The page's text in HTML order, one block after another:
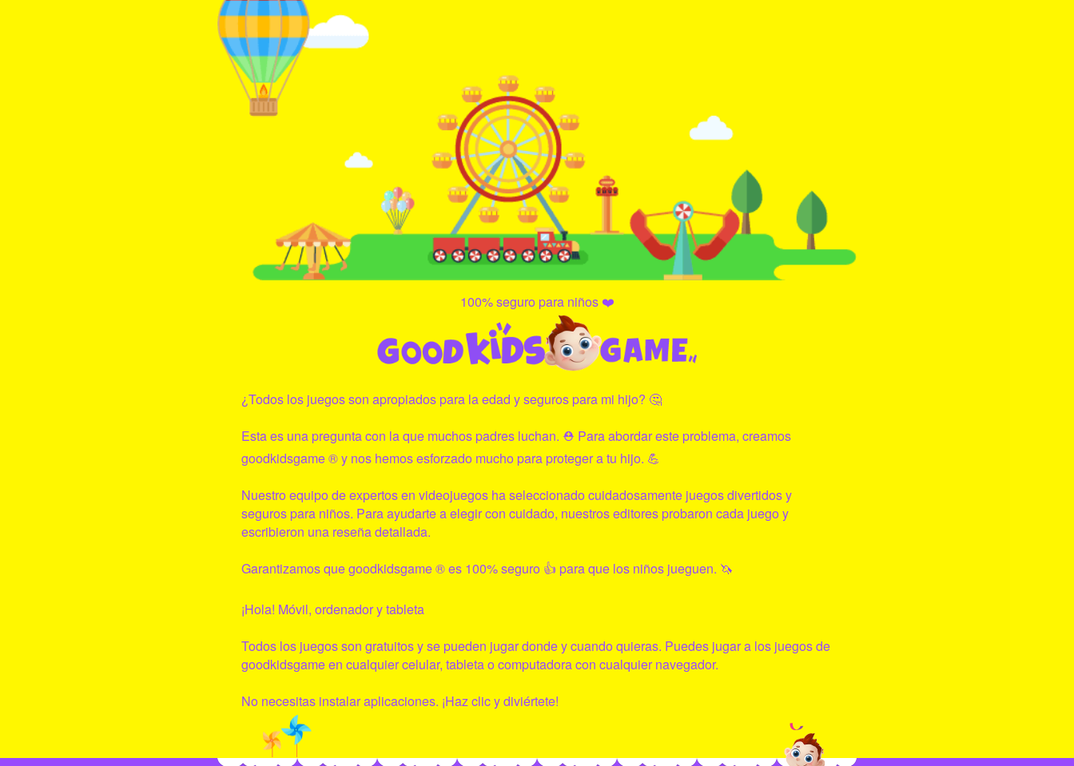
100% seguro para niños ❤️
¿Todos los juegos son apropiados para la edad y seguros para mi hijo? 🤔
Esta es una pregunta con la que muchos padres luchan. ⛑ Para abordar este problema, creamos
goodkidsgame® y nos hemos esforzado mucho para proteger a tu hijo. 💪
Nuestro equipo de expertos en videojuegos ha seleccionado cuidadosamente juegos divertidos y
seguros para niños. Para ayudarte a elegir con cuidado, nuestros editores probaron cada juego y
escribieron una reseña detallada.
Garantizamos quegoodkidsgame® es 100% seguro 👍 para que los niños jueguen. 🦄
¡Hola! Móvil, ordenador y tableta
Todos los juegos son gratuitos y se pueden jugar donde y cuando quieras. Puedes jugar a los juegos de
goodkidsgameen cualquier celular, tableta o computadora con cualquier navegador.
No necesitas instalar aplicaciones. ¡Haz clic y diviértete!